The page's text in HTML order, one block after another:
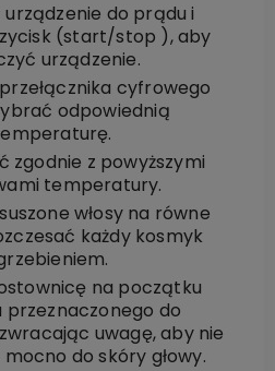
urządzenie do prądu i
(start/stop ), aby
urządzenie.
cyfrowego
odpowiednią
zgodnie z powyższymi
temperatury.
włosy na równe
każdy kosmyk
na początku
przeznaczonego do
uwagę, aby nie
do skóry głowy.